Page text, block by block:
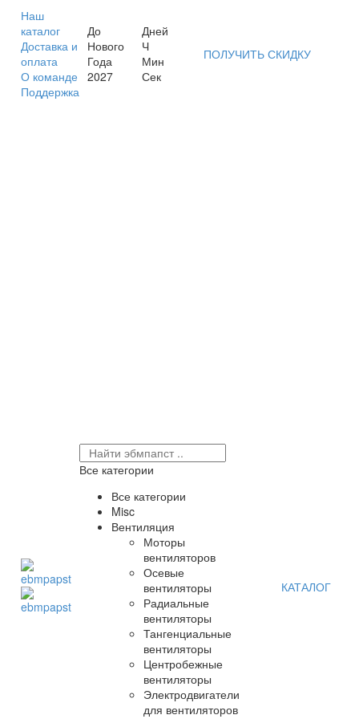
Наш
каталог
Доставка и
оплата
О команде
Поддержка
До
Нового
Года
2027
Дней
Ч
Мин
Сек
ПОЛУЧИТЬ СКИДКУ
Все категории
Все категории
Misc
Вентиляция
Моторы
вентиляторов
Осевые
вентиляторы
Радиальные
вентиляторы
Тангенциальные
вентиляторы
Центробежные
вентиляторы
Электродвигатели
для вентиляторов
КАТАЛОГ